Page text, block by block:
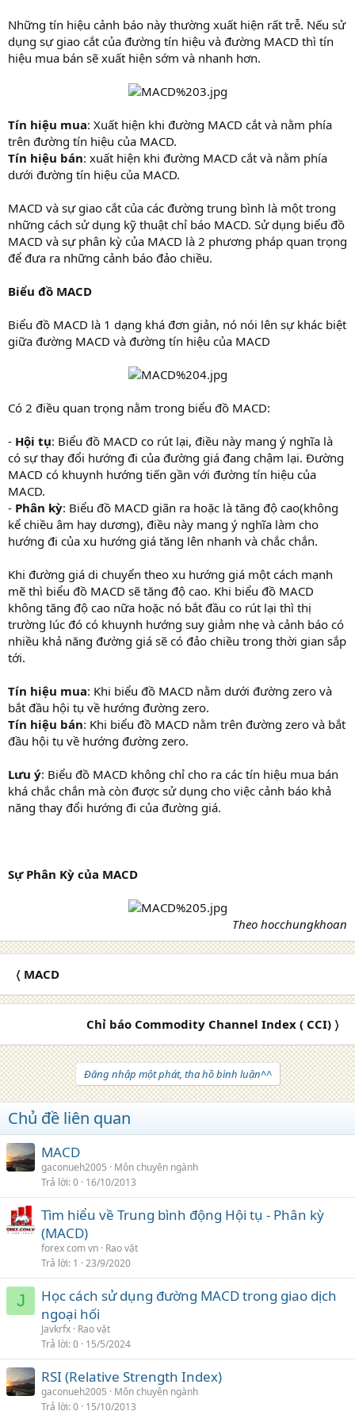
Những tín hiệu cảnh báo này thường xuất hiện rất trễ. Nếu sử
dụng sự giao cắt của đường tín hiệu và đường MACD thì tín
hiệu mua bán sẽ xuất hiện sớm và nhanh hơn.
Tín hiệu mua: Xuất hiện khi đường MACD cắt và nằm phía
trên đường tín hiệu của MACD.
Tín hiệu bán: xuất hiện khi đường MACD cắt và nằm phía
dưới đường tín hiệu của MACD.
MACD và sự giao cắt của các đường trung bình là một trong
những cách sử dụng kỹ thuật chỉ báo MACD. Sử dụng biểu đồ
MACD và sự phân kỳ của MACD là 2 phương pháp quan trọng
để đưa ra những cảnh báo đảo chiều.
Biểu đồ MACD
Biểu đồ MACD là 1 dạng khá đơn giản, nó nói lên sự khác biệt
giữa đường MACD và đường tín hiệu của MACD
Có 2 điều quan trọng nằm trong biểu đồ MACD:
- Hội tụ: Biểu đồ MACD co rút lại, điều này mang ý nghĩa là
có sự thay đổi hướng đi của đường giá đang chậm lại. Đường
MACD có khuynh hướng tiến gần với đường tín hiệu của
MACD.
- Phân kỳ: Biểu đồ MACD giãn ra hoặc là tăng độ cao(không
kể chiều âm hay dương), điều này mang ý nghĩa làm cho
hướng đi của xu hướng giá tăng lên nhanh và chắc chắn.
Khi đường giá di chuyển theo xu hướng giá một cách mạnh
mẽ thì biểu đồ MACD sẽ tăng độ cao. Khi biểu đồ MACD
không tăng độ cao nữa hoặc nó bắt đầu co rút lại thì thị
trường lúc đó có khuynh hướng suy giảm nhẹ và cảnh báo có
nhiều khả năng đường giá sẽ có đảo chiều trong thời gian sắp
tới.
Tín hiệu mua: Khi biểu đồ MACD nằm dưới đường zero và
bắt đầu hội tụ về hướng đường zero.
Tín hiệu bán: Khi biểu đồ MACD nằm trên đường zero và bắt
đầu hội tụ về hướng đường zero.
Lưu ý: Biểu đồ MACD không chỉ cho ra các tín hiệu mua bán
khá chắc chắn mà còn được sử dụng cho việc cảnh báo khả
năng thay đổi hướng đi của đường giá.
Sự Phân Kỳ của MACD
Theo hocchungkhoan
〈 MACD
Chỉ báo Commodity Channel Index ( CCI) 〉
Đăng nhập một phát, tha hồ bình luận^^
Chủ đề liên quan
MACD
gaconueh2005
Môn chuyên ngành
Trả lời 0 16/10/2013
Tìm hiểu về Trung bình động Hội tụ - Phân kỳ
(MACD)
forex com vn Rao vặt
Trả lời 1 23/9/2020
J
Học cách sử dụng đường MACD trong giao dịch
ngoại hối
Javkrfx Rao vặt
Trả lời 0 15/5/2024
RSI (Relative Strength Index)
gaconueh2005
Môn chuyên ngành
Trả lời 0 15/10/2013